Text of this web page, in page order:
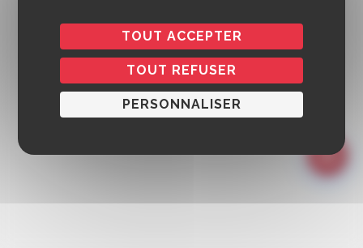
TOUT ACCEPTER
TOUT REFUSER
PERSONNALISER